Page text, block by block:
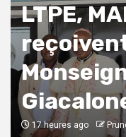
LTPE,
17 heures ago